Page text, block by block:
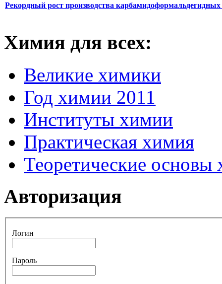
Рекордный рост производства
Химия для всех:
Великие химики
Год химии 2011
Институты химии
Практическая химия
Теоретические основы
Авторизация
Логин
Пароль